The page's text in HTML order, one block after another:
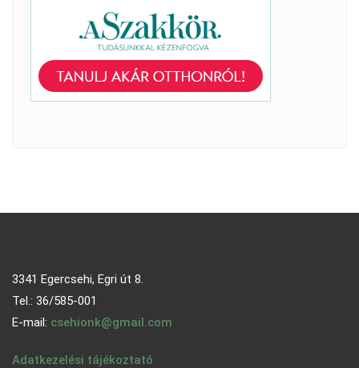
3341 Egercsehi, Egri út 8.
Tel.: 36/585-001
E-mail: csehionk@gmail.com
Adatkezelési tájékoztató